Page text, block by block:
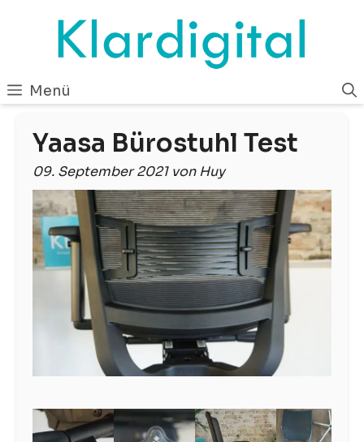
springen
Menü
Yaasa Bürostuhl Test
09. September 2021 von Huy